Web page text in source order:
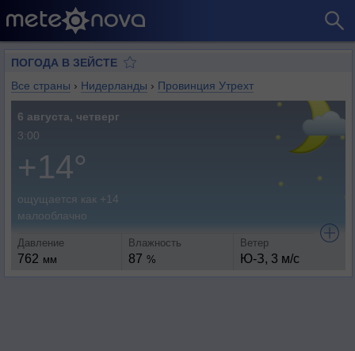
ПОГОДА В ЗЕЙСТЕ
Все страны › Нидерланды › Провинция Утрехт
6 августа, четверг
3:00
+14°
ощущается как +14
малооблачно
Давление
762 мм
Влажность
87 %
Ветер
Ю-З, 3 м/с